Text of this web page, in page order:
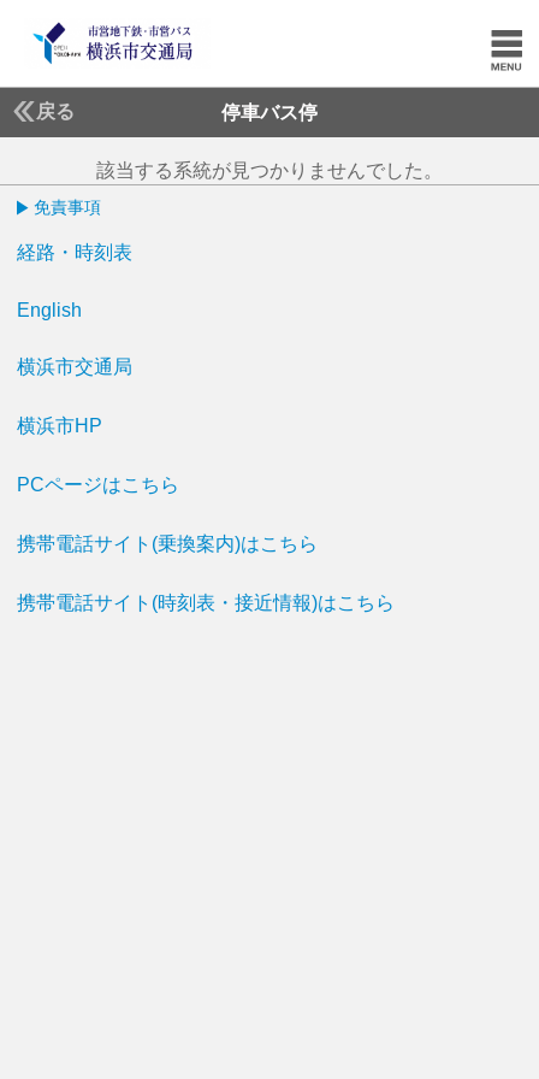
戻る 停車バス停
該当する系統が見つかりませんでした。
免責事項
経路・時刻表
English
横浜市交通局
横浜市HP
PCページはこちら
携帯電話サイト(乗換案内)はこちら
携帯電話サイト(時刻表・接近情報)はこちら